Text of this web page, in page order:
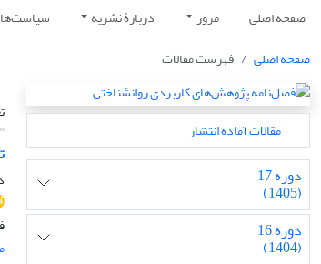
صفحه اصلی مرور دربارۀ نشریه سیاست‌ها
صفحه اصلی
فهرست مقالات
مقالات آماده انتشار
دوره 17
(1405)
دوره 16
(1404)